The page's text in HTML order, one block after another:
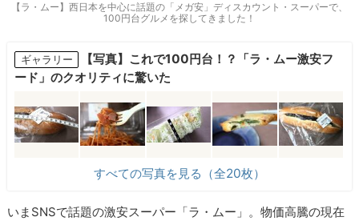
【ラ・ムー】西日本を中心に話題の「メガ安」ディスカウント・スーパーで、
100円台グルメを探してきました！
ギャラリー
【写真】これで100円台！？「ラ・ムー激安フ
ード」のクオリティに驚いた
すべての写真を見る（全20枚）
いまSNSで話題の激安スーパー「ラ・ムー」。物価高騰の現在